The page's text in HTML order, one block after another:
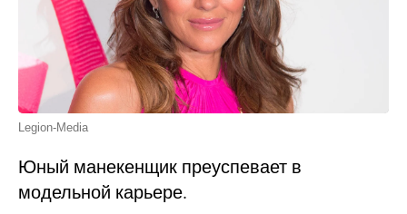
Legion-Media
Юный манекенщик преуспевает в
модельной карьере.